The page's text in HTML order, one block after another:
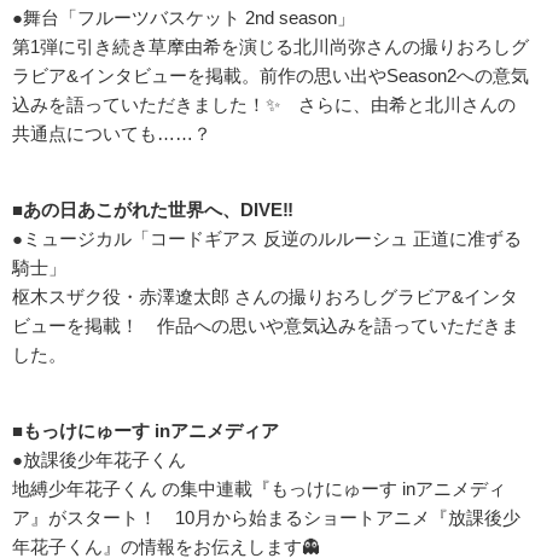
●舞台「フルーツバスケット 2nd season」
第1弾に引き続き草摩由希を演じる北川尚弥さんの撮りおろしグ
ラビア&インタビューを掲載。前作の思い出やSeason2への意気
込みを語っていただきました！✨ さらに、由希と北川さんの
共通点についても……？
■あの日あこがれた世界へ、DIVE‼
●ミュージカル「コードギアス 反逆のルルーシュ 正道に准ずる
騎士」
枢木スザク役・赤澤遼太郎 さんの撮りおろしグラビア&インタ
ビューを掲載！ 作品への思いや意気込みを語っていただきま
した。
■もっけにゅーす inアニメディア
●放課後少年花子くん
地縛少年花子くん の集中連載『もっけにゅーす inアニメディ
ア』がスタート！ 10月から始まるショートアニメ『放課後少
年花子くん』の情報をお伝えします👻